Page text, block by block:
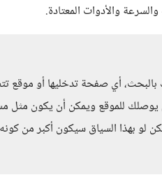
والأدوات المعتادة.
أي صفحة تدخليها أو موقع
يوصلك للموقع ويمكن أن يكون
لو بهذا السياق سيكون أكبر من